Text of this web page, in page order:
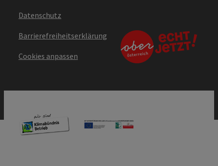
Datenschutz
Barrierefreiheitserklärung
Cookies anpassen